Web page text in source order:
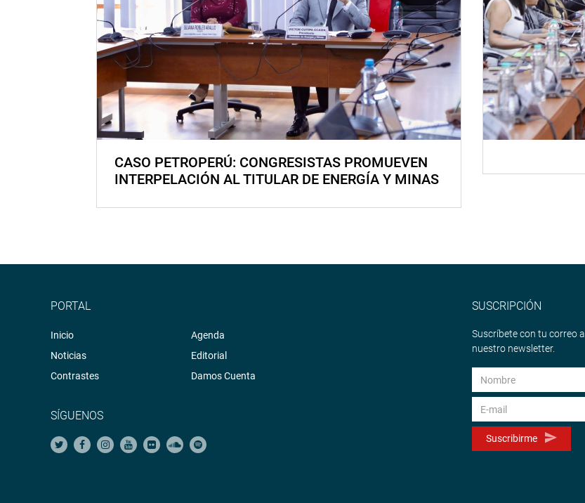
CASO PETROPERÚ: CONGRESISTAS PROMUEVEN
INTERPELACIÓN AL TITULAR DE ENERGÍA Y MINAS
PORTAL
Inicio
Noticias
Contrastes
Agenda
Editorial
Damos Cuenta
SÍGUENOS
SUSCRIPCIÓN
Suscríbete con tu correo a
nuestro newsletter.
Suscribirme